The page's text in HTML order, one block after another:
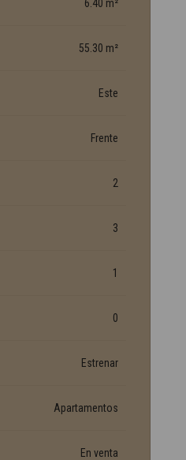
6.40 m²
55.30 m²
Este
Frente
2
3
1
0
Estrenar
Apartamentos
En venta